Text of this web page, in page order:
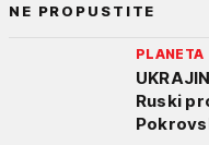
NE PROPUSTITE
PLANETA
Ruski